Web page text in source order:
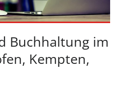
Buchhaltung im
Kempten,